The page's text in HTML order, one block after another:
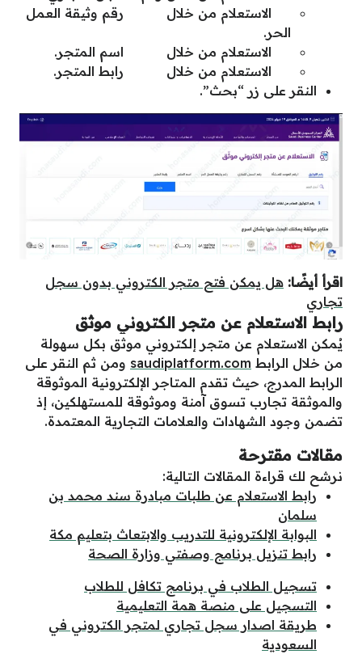
الاستعلام من خلال
رقم وثيقة العمل
الحر.
الاستعلام من خلال
اسم المتجر.
الاستعلام من خلال
رابط المتجر.
النقر على زر “بحث”.
اقرأ أيضًا: هل يمكن فتح متجر الكتروني بدون سجل
تجاري
رابط الاستعلام عن متجر الكتروني موثق
يُمكن الاستعلام عن متجر إلكتروني موثق بكل سهولة
من خلال الرابط saudiplatform.com ومن ثم النقر على
الرابط المدرج، حيث تقدم المتاجر الإلكترونية الموثوقة
والموثقة تجارب تسوق آمنة وموثوقة للمستهلكين، إذ
تضمن وجود الشهادات والعلامات التجارية المعتمدة.
مقالات مقترحة
نرشح لك قراءة المقالات التالية:
رابط الاستعلام عن طلبات مبادرة سند محمد بن
سلمان
البوابة الإلكترونية للتدريب والابتعاث بتعليم مكة
رابط تنزيل برنامج وصفتي وزارة الصحة
تسجيل الطلاب في برنامج تكافل للطلاب
التسجيل على منصة همة التعليمية
طريقة اصدار سجل تجاري لمتجر الكتروني في
السعودية